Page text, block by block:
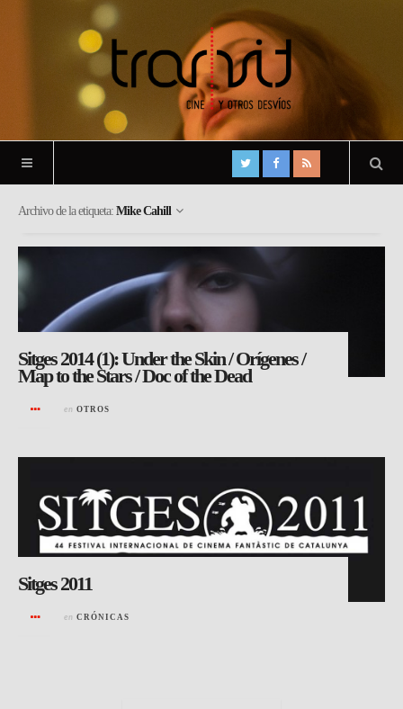
Archivo de la etiqueta: Mike Cahill
Sitges 2014 (1): Under the Skin / Orígenes /
Map to the Stars / Doc of the Dead
en OTROS
Sitges 2011
en CRÓNICAS